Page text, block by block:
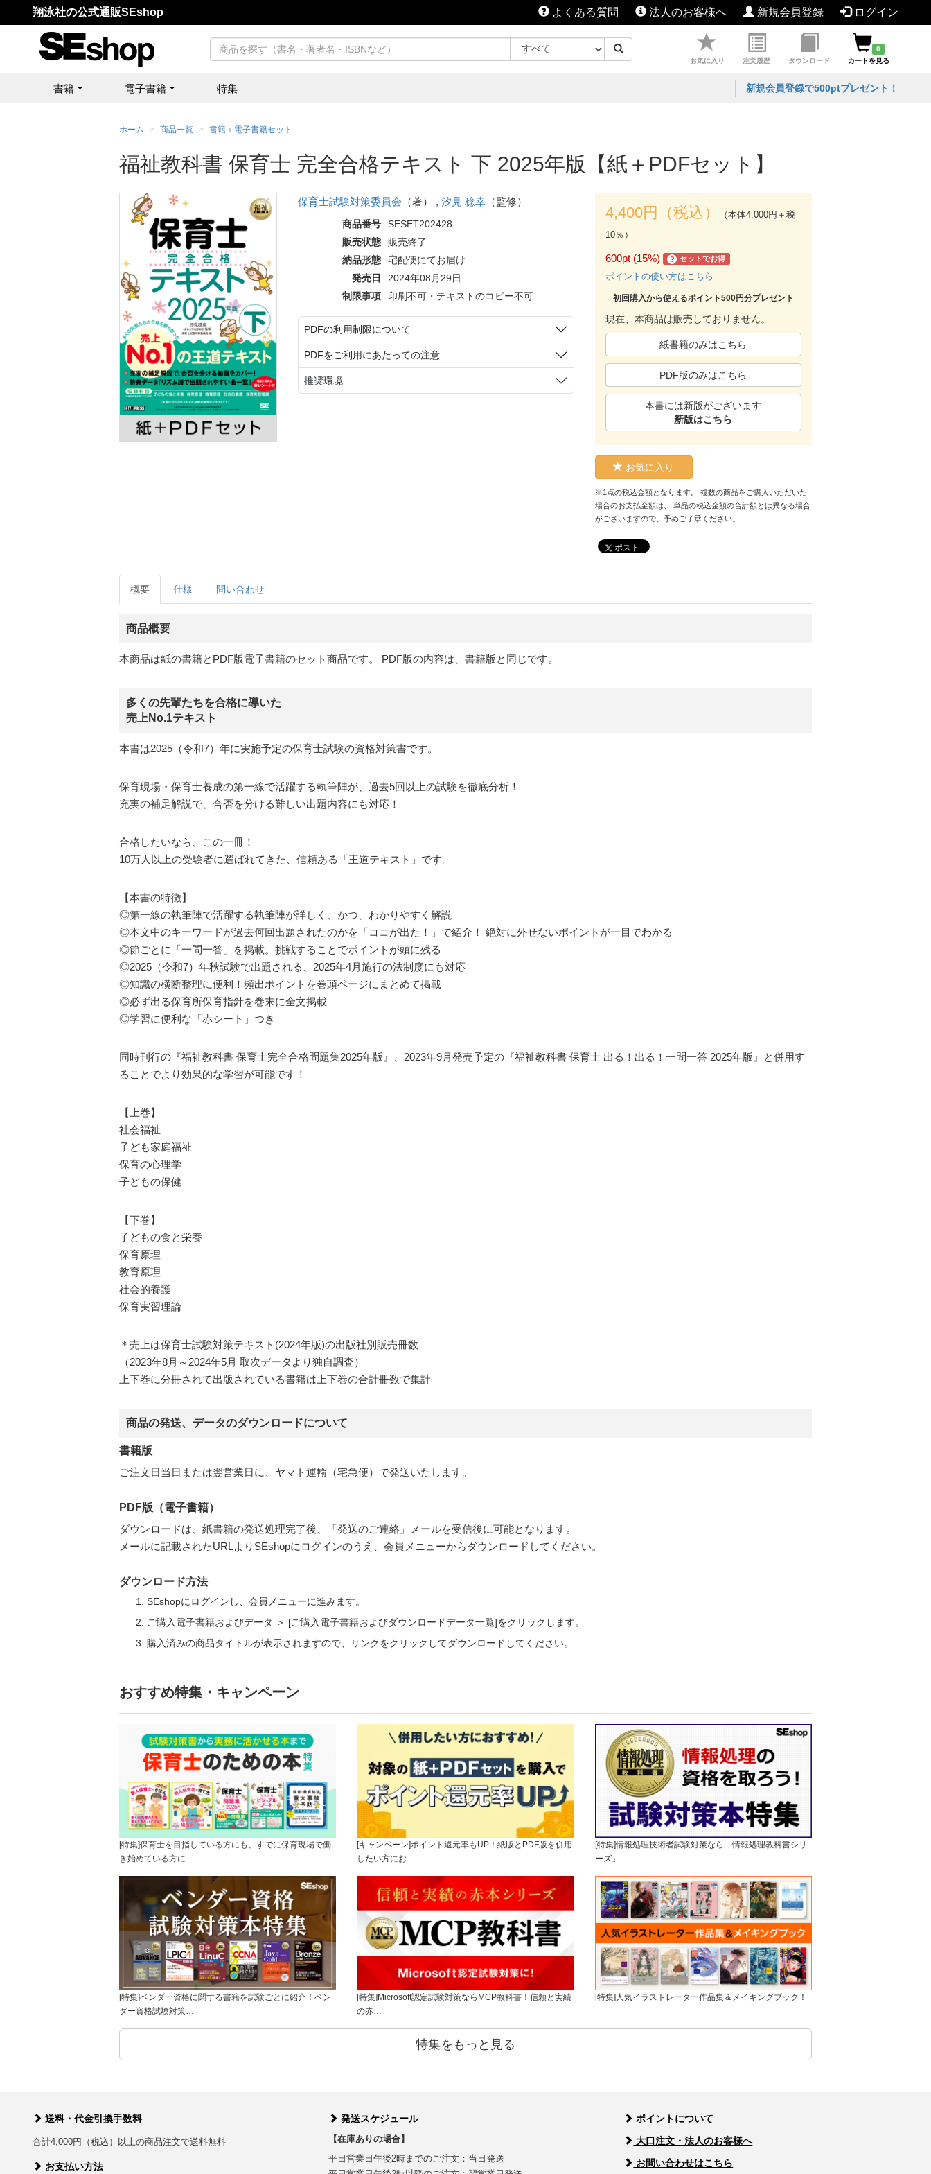
翔泳社の公式通販SEshop よくある質問 法人のお客様へ 新規会員登録 ログイン
お気に入り 注文履歴 ダウンロード
0
カートを見る
書籍 電子書籍 特集 新規会員登録で500ptプレゼント！
ホーム 商品一覧 書籍＋電子書籍セット
福祉教科書 保育士 完全合格テキスト 下 2025年版【紙＋PDFセット】
保育士試験対策委員会 （著） , 汐見 稔幸（監修）
商品番号
SESET202428
販売状態
販売終了
納品形態
宅配便にてお届け
発売日
2024年08月29日
制限事項
印刷不可・テキストのコピー不可
PDFの利用制限について
PDFをご利用にあたっての注意
推奨環境
4,400円（税込）
（本体4,000円＋税
10％）
600pt (15%) ? セットでお得
ポイントの使い方はこちら
初回購入から使えるポイント500円分プレゼント
現在、本商品は販売しておりません。
紙書籍のみはこちら
PDF版のみはこちら
本書には新版がございます
新版はこちら
お気に入り
※1点の税込金額となります。 複数の商品をご購入いただいた
場合のお支払金額は、 単品の税込金額の合計額とは異なる場合
がございますので、予めご了承ください。
ポスト
概要 仕様 問い合わせ
商品概要
本商品は紙の書籍とPDF版電子書籍のセット商品です。 PDF版の内容は、書籍版と同じです。
多くの先輩たちを合格に導いた
売上No.1テキスト
本書は2025（令和7）年に実施予定の保育士試験の資格対策書です。
保育現場・保育士養成の第一線で活躍する執筆陣が、過去5回以上の試験を徹底分析！
充実の補足解説で、合否を分ける難しい出題内容にも対応！
合格したいなら、この一冊！
10万人以上の受験者に選ばれてきた、信頼ある「王道テキスト」です。
【本書の特徴】
◎第一線の執筆陣で活躍する執筆陣が詳しく、かつ、わかりやすく解説
◎本文中のキーワードが過去何回出題されたのかを「ココが出た！」で紹介！ 絶対に外せないポイントが一目でわかる
◎節ごとに「一問一答」を掲載。挑戦することでポイントが頭に残る
◎2025（令和7）年秋試験で出題される、2025年4月施行の法制度にも対応
◎知識の横断整理に便利！頻出ポイントを巻頭ページにまとめて掲載
◎必ず出る保育所保育指針を巻末に全文掲載
◎学習に便利な「赤シート」つき
同時刊行の『福祉教科書 保育士完全合格問題集2025年版』、2023年9月発売予定の『福祉教科書 保育士 出る！出る！一問一答 2025年版』と併用す
ることでより効果的な学習が可能です！
【上巻】
社会福祉
子ども家庭福祉
保育の心理学
子どもの保健
【下巻】
子どもの食と栄養
保育原理
教育原理
社会的養護
保育実習理論
＊売上は保育士試験対策テキスト(2024年版)の出版社別販売冊数
（2023年8月～2024年5月 取次データより独自調査）
上下巻に分冊されて出版されている書籍は上下巻の合計冊数で集計
商品の発送、データのダウンロードについて
書籍版
ご注文日当日または翌営業日に、ヤマト運輸（宅急便）で発送いたします。
PDF版（電子書籍）
ダウンロードは、紙書籍の発送処理完了後、「発送のご連絡」メールを受信後に可能となります。
メールに記載されたURLよりSEshopにログインのうえ、会員メニューからダウンロードしてください。
ダウンロード方法
SEshopにログインし、会員メニューに進みます。
ご購入電子書籍およびデータ ＞ [ご購入電子書籍およびダウンロードデータ一覧]をクリックします。
購入済みの商品タイトルが表示されますので、リンクをクリックしてダウンロードしてください。
おすすめ特集・キャンペーン
[特集]保育士を目指している方にも、すでに保育現場で働
き始めている方に…
[キャンペーン]ポイント還元率もUP！紙版とPDF版を併用
したい方にお…
[特集]情報処理技術者試験対策なら「情報処理教科書シリ
ーズ」
[特集]ベンダー資格に関する書籍を試験ごとに紹介！ベン
ダー資格試験対策…
[特集]Microsoft認定試験対策ならMCP教科書！信頼と実績
の赤…
[特集]人気イラストレーター作品集＆メイキングブック！
特集をもっと見る
送料・代金引換手数料
合計4,000円（税込）以上の商品注文で送料無料
お支払い方法
発送スケジュール
【在庫ありの場合】
平日営業日午後2時までのご注文：当日発送
ポイントについて
大口注文・法人のお客様へ
お問い合わせはこちら